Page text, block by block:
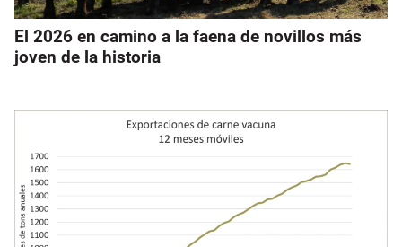
El 2026 en camino a la faena de novillos más
joven de la historia